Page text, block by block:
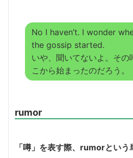
No I haven’t. I wonder
the gossip started.
いや、聞いてないよ。その
こから始まったのだろう。
rumor
「噂」を表す際、rumorとい